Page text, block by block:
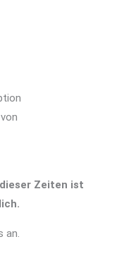
Zeiten ist
an.